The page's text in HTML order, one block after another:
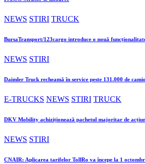
NEWS STIRI TRUCK
BursaTransport/123cargo introduce o nouă
NEWS STIRI
Daimler Truck recheamă în service peste 131.000 de
E-TRUCKS NEWS STIRI TRUCK
DKV Mobility achiziționează pachetul majoritar de
NEWS STIRI
CNAIR: Aplicarea tarifelor TollRo va începe la 1